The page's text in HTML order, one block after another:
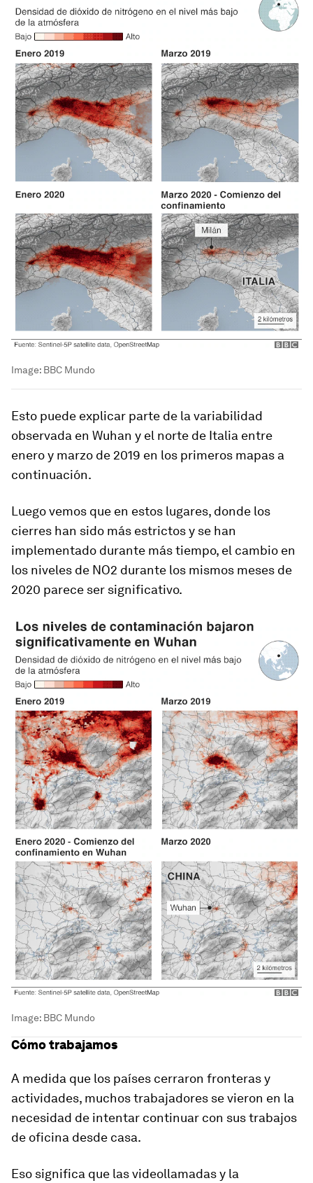
Image: BBC Mundo
Esto puede explicar parte de la variabilidad
observada en Wuhan y el norte de Italia entre
enero y marzo de 2019 en los primeros mapas a
continuación.
Luego vemos que en estos lugares, donde los
cierres han sido más estrictos y se han
implementado durante más tiempo, el cambio en
los niveles de NO2 durante los mismos meses de
2020 parece ser significativo.
Image: BBC Mundo
Cómo trabajamos
A medida que los países cerraron fronteras y
actividades, muchos trabajadores se vieron en la
necesidad de intentar continuar con sus trabajos
de oficina desde casa.
Eso significa que las videollamadas y la